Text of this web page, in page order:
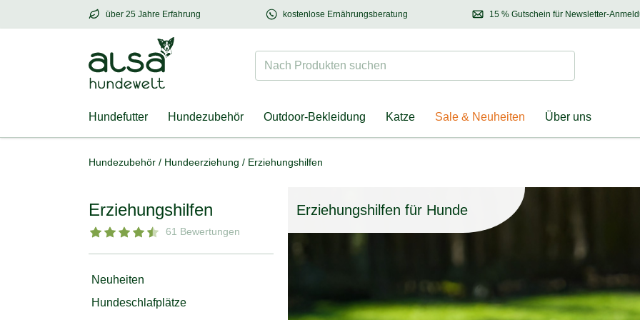
über 25 Jahre Erfahrung
über25 Jahre Erfahrung – mit Herz für Hund & Halter 15 % Gutschein für Newsletter-
Entdecken Sie
kostenlose Ernährungsberatung
Kontaktieren Sie unsere
Ernährungsberatung:
Nach Produkten suchen Suchen
Hundefutter Hundezubehör Outdoor-Bekleidung Katze Sale & Neuheiten Über uns
Hundezubehör / Hundeerziehung / Erziehungshilfen
Erziehungshilfen
61 Bewertungen
Neuheiten
Hundeschlafplätze
Erziehungshilfen für Hunde